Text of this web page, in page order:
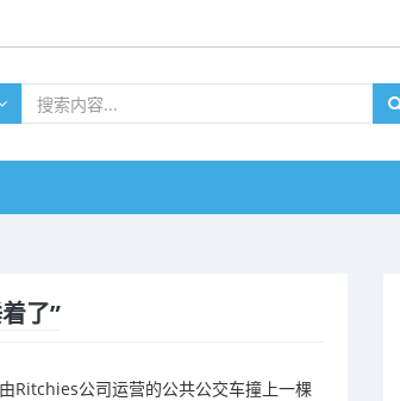
了”
Ritchies公司运营的公共公交车撞上一棵